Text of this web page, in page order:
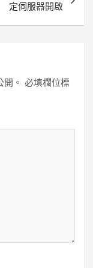
定伺服器開啟
。 必填欄位標